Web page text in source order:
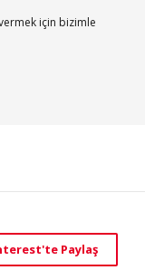
için bizimle
Paylaş